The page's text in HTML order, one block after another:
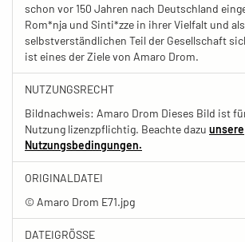
schon vor 150 Jahren nach Deutschland
Rom*nja und Sinti*zze in ihrer Vielfalt und als
selbstverständlichen Teil der Gesellschaft
ist eines der Ziele von Amaro Drom.
NUTZUNGSRECHT
Bildnachweis: Amaro Drom Dieses Bild ist
Nutzung lizenzpflichtig. Beachte dazu unsere
Nutzungsbedingungen.
ORIGINALDATEI
© Amaro Drom E71.jpg
DATEIGRÖSSE